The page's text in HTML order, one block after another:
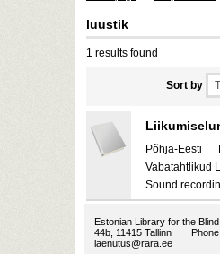
luustik
1 results found
Sort by
Põhja-Eesti
Vabatahtlikud
Sound
Estonian Library for the Blind
44b, 11415 Tallinn
laenutus@rara.ee